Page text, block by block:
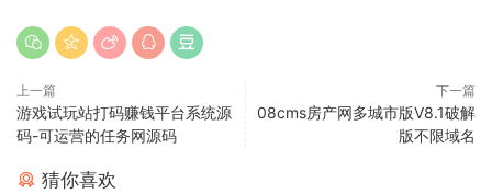
上一篇
游戏试玩站打码赚钱平台系统源
码-可运营的任务网源码
下一篇
08cms房产网多城市版V8.1破解
版不限域名
猜你喜欢